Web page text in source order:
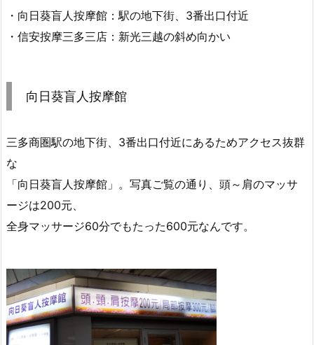
・向日葵盲人按摩館：駅の地下街、3番出口付近
・信安按摩三多三店：新光三越の斜め向かい
向日葵盲人按摩館
三多商圏駅の地下街、3番出口付近にあるためアクセス抜群
な
「向日葵盲人按摩館」。写真ご覧の通り、頭～肩のマッサ
ージは200元、
全身マッサージ60分でもたった600元なんです。